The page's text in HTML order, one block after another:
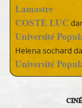
Lamastre
COSTE LUC
Université
Helena sochard
Université